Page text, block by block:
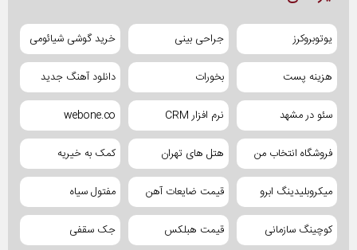
یوتوبروکرز جراحی بینی خرید گوشی شیائومی
هزینه پست بخورات دانلود آهنگ جدید
سئو در مشهد نرم افزار CRM webone.co
فروشگاه انتخاب من هتل های تهران کمک به خیریه
میکروبلیدینگ ابرو قیمت ضایعات آهن مفتول سیاه
کوچینگ سازمانی قیمت هبلکس جک سقفی